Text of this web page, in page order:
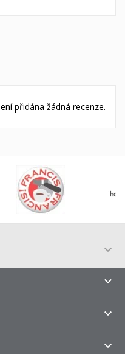
přidána žádná recenze.



